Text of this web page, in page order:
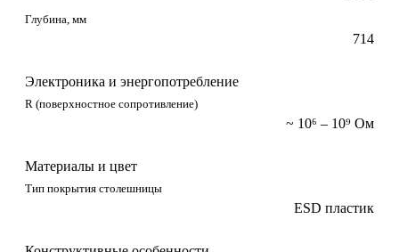
Глубина, мм
714
Электроника и энергопотребление
R (поверхностное сопротивление)
~ 10⁶ – 10⁹ Ом
Материалы и цвет
Тип покрытия столешницы
ESD пластик